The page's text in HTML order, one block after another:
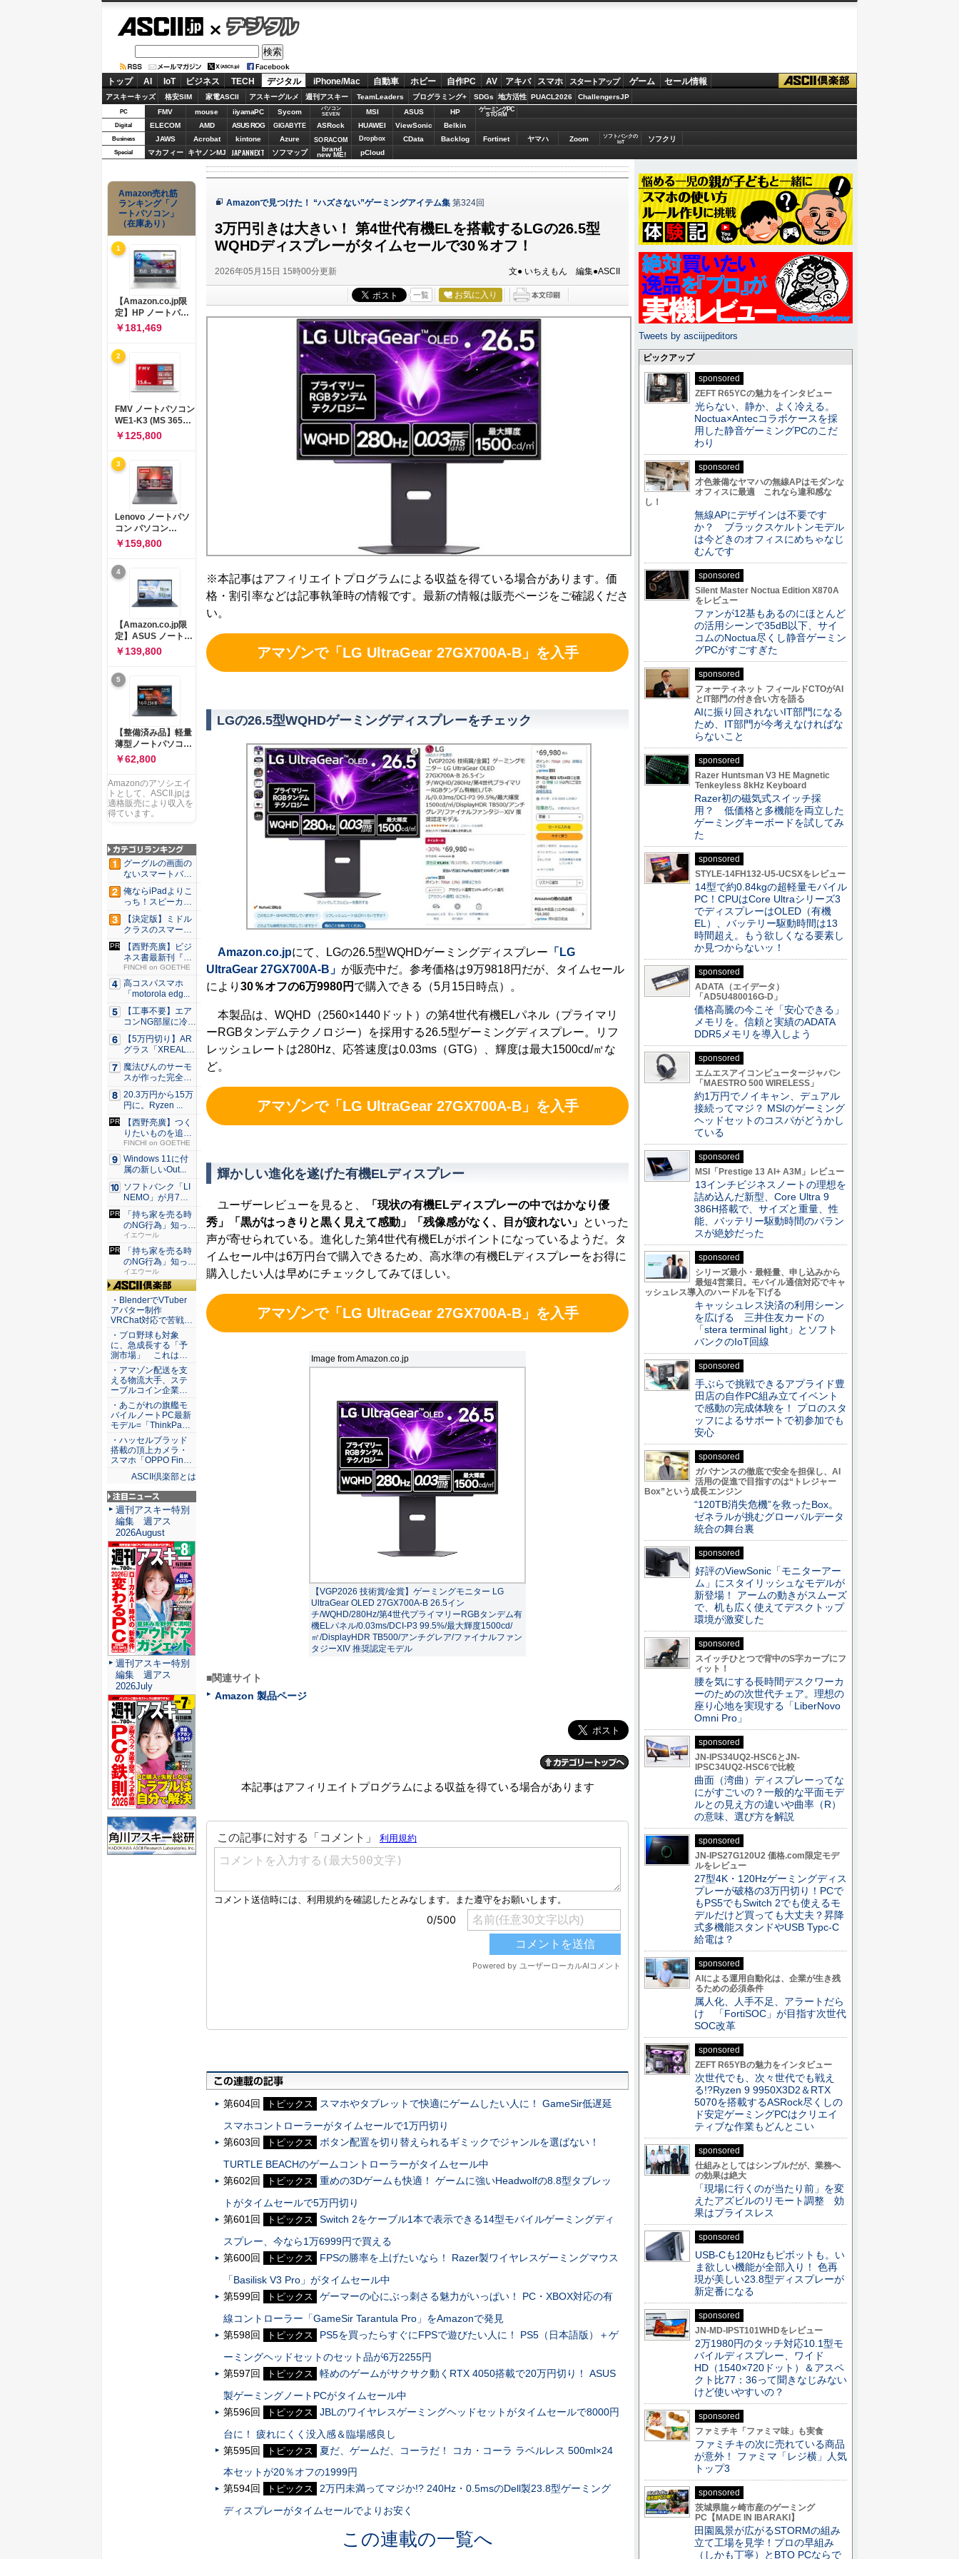
デジタル
トップ AI IoT ビジネス TECH デジタル iPhone/Mac 自動車 ホビー 自作PC AV アキバ スマホ スタートアップ ゲーム セール情報
アスキーキッズ 格安SIM 家電ASCII アスキーグルメ 週刊アスキー TeamLeaders プログラミング+ SDGs 地方活性 PUACL2026 ChallengersJP
PC FMV mouse iiyamaPC Sycom
パソコン
SEVEN
MSI ASUS HP ゲーミングPC
STORM
Digital ELECOM AMD ASUS ROG GIGABYTE ASRock HUAWEI ViewSonic Belkin
Business JAWS Acrobat kintone Azure SORACOM Dropbox CData Backlog Fortinet ヤマハ Zoom
ソフトバンクの
IoT
ソフクリ
Special マカフィー キヤノンMJ JAPANNEXT ソフマップ brand
new ME! pCloud
Amazonで見つけた！ “ハズさない”ゲーミングアイテム集 第324回
3万円引きは大きい！ 第4世代有機ELを搭載するLGの26.5型
WQHDディスプレーがタイムセールで30％オフ！
2026年05月15日 15時00分更新 文● いちえもん 編集●ASCII
一覧 お気に入り
※本記事はアフィリエイトプログラムによる収益を得ている場合があります。価
格・割引率などは記事執筆時の情報です。最新の情報は販売ページをご確認くださ
い。
アマゾンで「LG UltraGear 27GX700A-B」を入手
LGの26.5型WQHDゲーミングディスプレーをチェック
Amazon.co.jpにて、LGの26.5型WQHDゲーミングディスプレー 「LG
UltraGear 27GX700A-B」 が販売中だ。参考価格は9万9818円だが、タイムセール
により 30％オフの6万9980円 で購入できる（5月15日時点）。
本製品は、WQHD（2560×1440ドット）の第4世代有機ELパネル（プライマリ
ーRGBタンデムテクノロジー）を採用する26.5型ゲーミングディスプレー。リフ
レッシュレートは280Hz、応答速度は0.03ms（GTG）、輝度は最大1500cd/㎡な
ど。
アマゾンで「LG UltraGear 27GX700A-B」を入手
輝かしい進化を遂げた有機ELディスプレー
ユーザーレビューを見ると、
「現状の有機ELディスプレーの中ではかなり優
秀」「黒がはっきりと黒く見えて感動」「残像感がなく、目が疲れない」 といった
声が寄せられている。進化した第4世代有機ELがポイントになっているようだ。タ
イムセール中は6万円台で購入できるため、高水準の有機ELディスプレーをお得に
購入したい人は早めにチェックしてみてほしい。
アマゾンで「LG UltraGear 27GX700A-B」を入手
Image from Amazon.co.jp
【VGP2026 技術賞/金賞】ゲーミングモニター LG
UltraGear OLED 27GX700A-B 26.5イン
チ/WQHD/280Hz/第4世代プライマリーRGBタンデム有
機ELパネル/0.03ms/DCI-P3 99.5%/最大輝度1500cd/
㎡/DisplayHDR TB500/アンチグレア/ファイナルファン
タジーXIV 推奨認定モデル
■関連サイト
Amazon 製品ページ
本記事はアフィリエイトプログラムによる収益を得ている場合があります
第604回 トピックス
スマホやタブレットで快適にゲームしたい人に！ GameSir低遅延
スマホコントローラーがタイムセールで1万円切り
第603回
トピックス
ボタン配置を切り替えられるギミックでジャンルを選ばない！
TURTLE BEACHのゲームコントローラーがタイムセール中
第602回
トピックス
重めの3Dゲームも快適！ ゲームに強いHeadwolfの8.8型タブレッ
トがタイムセールで5万円切り
第601回
トピックス
Switch 2をケーブル1本で表示できる14型モバイルゲーミングディ
スプレー、今なら1万6999円で買える
第600回
トピックス
FPSの勝率を上げたいなら！ Razer製ワイヤレスゲーミングマウス
「Basilisk V3 Pro」がタイムセール中
第599回
トピックス
ゲーマーの心にぶっ刺さる魅力がいっぱい！ PC・XBOX対応の有
線コントローラー「GameSir Tarantula Pro」をAmazonで発見
第598回
トピックス
PS5を買ったらすぐにFPSで遊びたい人に！ PS5（日本語版）＋ゲ
ーミングヘッドセットのセット品が6万2255円
第597回
トピックス
軽めのゲームがサクサク動くRTX 4050搭載で20万円切り！ ASUS
製ゲーミングノートPCがタイムセール中
第596回
トピックス
JBLのワイヤレスゲーミングヘッドセットがタイムセールで8000円
台に！ 疲れにくく没入感＆臨場感良し
第595回
トピックス
夏だ、ゲームだ、コーラだ！ コカ・コーラ ラベルレス 500ml×24
本セットが20％オフの1999円
第594回
トピックス
2万円未満ってマジか!? 240Hz・0.5msのDell製23.8型ゲーミング
ディスプレーがタイムセールでよりお安く
この連載の一覧へ
Amazon売れ筋
ランキング「ノ
ートパソコン」
（在庫あり）
1
【Amazon.co.jp限
定】HP ノートパソ
コン 15-fd 15.6イン
チ インテル Core 5
120U メモリ16GB
SSD512GB
Windows 11
Microsoft Office
2024搭載 WPS
Office搭載 カメラシ
ャッター 指紋認証 薄
型 Copilotキー搭載
ナチュラルシルバー
￥181,469
2
FMV ノートパソコン
WE1-K3 (MS 365
Personal/Copilotキ
ー搭載/Win 11/15.6
型/Core
i5/16GB/SSD
512GB/ホワイト)
FMVWK3E15W_AZ
￥125,800
3
Lenovo ノートパソ
コン パソコン
IdeaPad Slim 3 14.0
インチ AMD
Ryzen™ 5 8640HS
メモリ16GB
SSD512GB
Microsoft 365 試用
版 Windows11 バッ
テリー駆動12.6時間
重量1.39kg ルナグレ
ー 83K9003JJP ノー
トPC
￥159,800
4
【Amazon.co.jp限
定】ASUS ノートパ
ソコン Vivobook 15
M1502NAQ 15.6イ
ンチ AMD Ryzen 7
170 メモリ16GB
SSD 512GB
Microsoft 365
Personal (24か月版)
搭載 Windows 11 重
量1.7kg Wi-Fi 6E ク
ワイエットブルー
M1502NAQ-
￥139,800
5
【整備済み品】軽量
薄型ノートパソコン
dynabook G83 ■
13.3型
FHD(1920x1080) -
高性能第11世代Core
i5-1135G7 - メモリ
16GB - SSD 256GB
USB Type-C - MS
Office 2021 - Win11
搭載
￥62,800
Amazonのアソシエイ
トとして、ASCII.jpは
適格販売により収入を
得ています。
グーグルの画面の
ないスマートバン
ド「Go...
俺ならiPadよりこ
っち！スピーカー
9個...
【決定版】ミドル
クラスのスマート
フォンの...
【西野亮廣】ビジ
ネス書最新刊『北
極星 僕...
FINCHI on GOETHE
高コスパスマホ
「motorola edg...
【工事不要】エア
コンNG部屋に冷房
を！ ...
【5万円切り】AR
グラス「XREAL
x...
魔法びんのサーモ
スが作った完全遮
光100...
20.3万円から15万
円に。Ryzen ...
【西野亮廣】つく
りたいものを追求
できる環...
FINCHI on GOETHE
Windows 11に付
属の新しいOut...
ソフトバンク「LI
NEMO」が月7日
間、...
「持ち家を売る時
のNG行為」知って
るだけ...
イエウール
「持ち家を売る時
のNG行為」知って
るだけ...
イエウール
ASCII倶楽部
・BlenderでVTuber
アバター制作
VRChat対応で苦戦…
・プロ野球も対象
に、急成長する「予
測市場」 これは…
・アマゾン配送を支
える物流大手、ステ
ーブルコイン企業…
・あこがれの旗艦モ
バイルノートPC最新
モデル=「ThinkPa…
・ハッセルブラッド
搭載の頂上カメラ・
スマホ「OPPO Fin…
ASCII倶楽部とは
注目ニュース
週刊アスキー特別
編集 週アス
2026August
週刊アスキー特別
編集 週アス
2026July
Tweets by asciijpeditors
ピックアップ
sponsored
ZEFT R65YCの魅力をインタビュー
光らない、静か、よく冷える。
Noctua×Antecコラボケースを採
用した静音ゲーミングPCのこだ
わり
sponsored
才色兼備なヤマハの無線APはモダンな
オフィスに最適 これなら違和感な
し！
無線APにデザインは不要です
か？ ブラックスケルトンモデル
は今どきのオフィスにめちゃなじ
むんです
sponsored
Silent Master Noctua Edition X870A
をレビュー
ファンが12基もあるのにほとんど
の活用シーンで35dB以下、サイ
コムのNoctua尽くし静音ゲーミン
グPCがすごすぎた
sponsored
フォーティネット フィールドCTOがAI
とIT部門の付き合い方を語る
AIに振り回されないIT部門になる
ため、IT部門が今考えなければな
らないこと
sponsored
Razer Huntsman V3 HE Magnetic
Tenkeyless 8kHz Keyboard
Razer初の磁気式スイッチ採
用？ 低価格と多機能を両立した
ゲーミングキーボードを試してみ
た
sponsored
STYLE-14FH132-U5-UCSXをレビュー
14型で約0.84kgの超軽量モバイル
PC！CPUはCore Ultraシリーズ3
でディスプレーはOLED（有機
EL）、バッテリー駆動時間は13
時間超え。もう欲しくなる要素し
か見つからないッ！
sponsored
ADATA（エイデータ）
「AD5U480016G-D」
価格高騰の今こそ「安心できる」
メモリを。信頼と実績のADATA
DDR5メモリを導入しよう
sponsored
エムエスアイコンピュータージャパン
「MAESTRO 500 WIRELESS」
約1万円でノイキャン、デュアル
接続ってマジ？ MSIのゲーミング
ヘッドセットのコスパがどうかし
ている
sponsored
MSI「Prestige 13 AI+ A3M」レビュー
13インチビジネスノートの理想を
詰め込んだ新型、Core Ultra 9
386H搭載で、サイズと重量、性
能、バッテリー駆動時間のバラン
スが絶妙だった
sponsored
シリーズ最小・最軽量、申し込みから
最短4営業日。モバイル通信対応でキャ
ッシュレス導入のハードルを下げる
キャッシュレス決済の利用シーン
を広げる 三井住友カードの
「stera terminal light」とソフト
バンクのIoT回線
sponsored
手ぶらで挑戦できるアプライド豊
田店の自作PC組み立てイベント
で感動の完成体験を！ プロのスタ
ッフによるサポートで初参加でも
安心
sponsored
ガバナンスの徹底で安全を担保し、AI
活用の促進で目指すのは“トレジャー
Box”という成長エンジン
“120TB消失危機”を救ったBox。
ゼネラルが挑むグローバルデータ
統合の舞台裏
sponsored
好評のViewSonic「モニターアー
ム」にスタイリッシュなモデルが
新登場！ アームの動きがスムーズ
で、机も広く使えてデスクトップ
環境が激変した
sponsored
スイッチひとつで背中のS字カーブにフ
ィット！
腰を気にする長時間デスクワーカ
ーのための次世代チェア。理想の
座り心地を実現する「LiberNovo
Omni Pro」
sponsored
JN-IPS34UQ2-HSC6とJN-
IPSC34UQ2-HSC6で比較
曲面（湾曲）ディスプレーってな
にがすごいの？一般的な平面モデ
ルとの見え方の違いや曲率（R）
の意味、選び方を解説
sponsored
JN-IPS27G120U2 価格.com限定モデ
ルをレビュー
27型4K・120Hzゲーミングディス
プレーが破格の3万円切り！PCで
もPS5でもSwitch 2でも使えるモ
デルだけど買っても大丈夫？昇降
式多機能スタンドやUSB Typc-C
給電は？
sponsored
AIによる運用自動化は、企業が生き残
るための必須条件
属人化、人手不足、アラートだら
け 「FortiSOC」が目指す次世代
SOC改革
sponsored
ZEFT R65YBの魅力をインタビュー
次世代でも、次々世代でも戦え
る!?Ryzen 9 9950X3D2＆RTX
5070を搭載するASRock尽くしの
ド安定ゲーミングPCはクリエイ
ティブな作業もどんとこい
sponsored
仕組みとしてはシンプルだが、業務へ
の効果は絶大
「現場に行くのが当たり前」を変
えたアズビルのリモート調整 効
果はプライスレス
sponsored
USB-Cも120Hzもピボットも。い
ま欲しい機能が全部入り！ 色再
現が美しい23.8型ディスプレーが
新定番になる
sponsored
JN-MD-IPST101WHDをレビュー
2万1980円のタッチ対応10.1型モ
バイルディスプレー、ワイド
HD（1540×720ドット）＆アスペ
クト比77：36って聞きなじみない
けど使いやすいの？
sponsored
ファミチキ「ファミマ味」も実食
ファミチキの次に売れている商品
が意外！ ファミマ「レジ横」人気
トップ3
sponsored
茨城県龍ヶ崎市産のゲーミング
PC【MADE IN IBARAKI】
田園風景が広がるSTORMの組み
立て工場を見学！プロの早組み
（しかも丁寧）とBTO PCならで